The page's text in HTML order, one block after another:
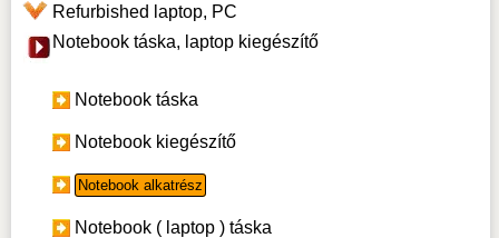
Refurbished laptop, PC
Notebook táska, laptop kiegészítő
Notebook táska
Notebook kiegészítő
Notebook alkatrész
Notebook ( laptop ) táska